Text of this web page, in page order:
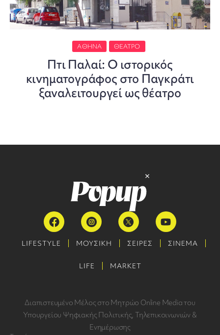
ΑΘΉΝΑ ΘΈΑΤΡΟ
Πτι Παλαί: Ο ιστορικός
κινηματογράφος στο Παγκράτι
ξαναλειτουργεί ως θέατρο
LIFESTYLE ΜΟΥΣΙΚΗ ΣΕΙΡΕΣ ΣΙΝΕΜΑ
LIFE MARKET
Διαπιστευμένο Μέλος στο Μητρώο Online Media του
Υπουργείου Ψηφιακής Πολιτικής, Τηλεπικοινωνιών &
Ενημέρωσης